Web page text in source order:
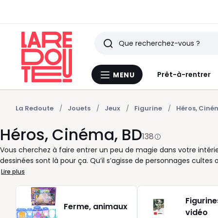
Menu
MENU Prêt-à-rentrer
Rechercher
Derniers
articles
vus
La Redoute Jouets Jeux Figurine Héros,
Héros, Cinéma, BD138
Vous cherchez à faire entrer un peu de magie dans votre
dessinées sont là pour ça. Qu’il s’agisse de personnages
précis, un moment vécu ou un film marquant. Un simple coup
sa capacité à évoquer une émotion immédiate. Vous êtes
univers de prédilection, vous trouverez un objet qui vous
de l’ordinaire. Prenez le temps de lire chaque description : elle
Lire plus
Ferme, animaux
vidéo